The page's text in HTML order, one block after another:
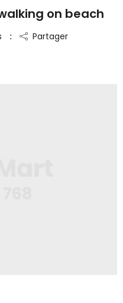
on beach
Partager